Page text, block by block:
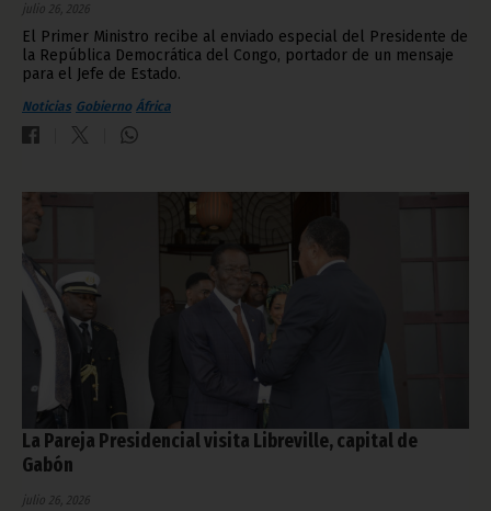
julio 26, 2026
El Primer Ministro recibe al enviado especial del Presidente de
la República Democrática del Congo, portador de un mensaje
para el Jefe de Estado.
Noticias Gobierno África
La Pareja Presidencial visita Libreville, capital de
Gabón
julio 26, 2026